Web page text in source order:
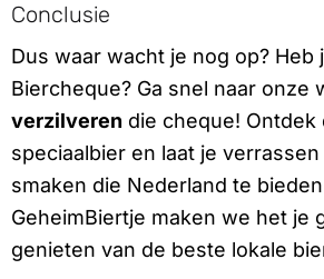
Conclusie
Dus waar wacht je nog op? Heb
Biercheque? Ga snel naar onze
verzilveren die cheque! Ontdek
speciaalbier en laat je
smaken die Nederland te
GeheimBiertje maken we het je
genieten van de beste lokale